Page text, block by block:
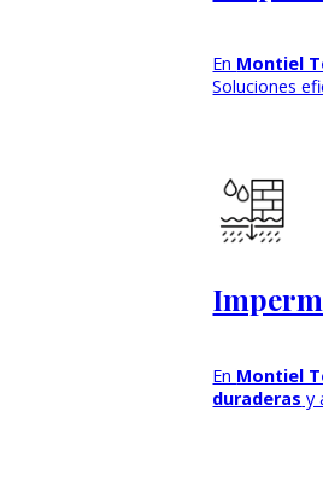
En Montiel
Soluciones
En Montiel
duraderas y